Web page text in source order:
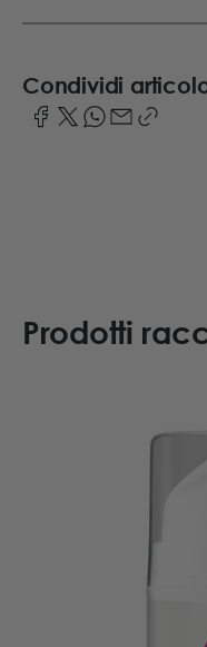
Condividi
Prodotti